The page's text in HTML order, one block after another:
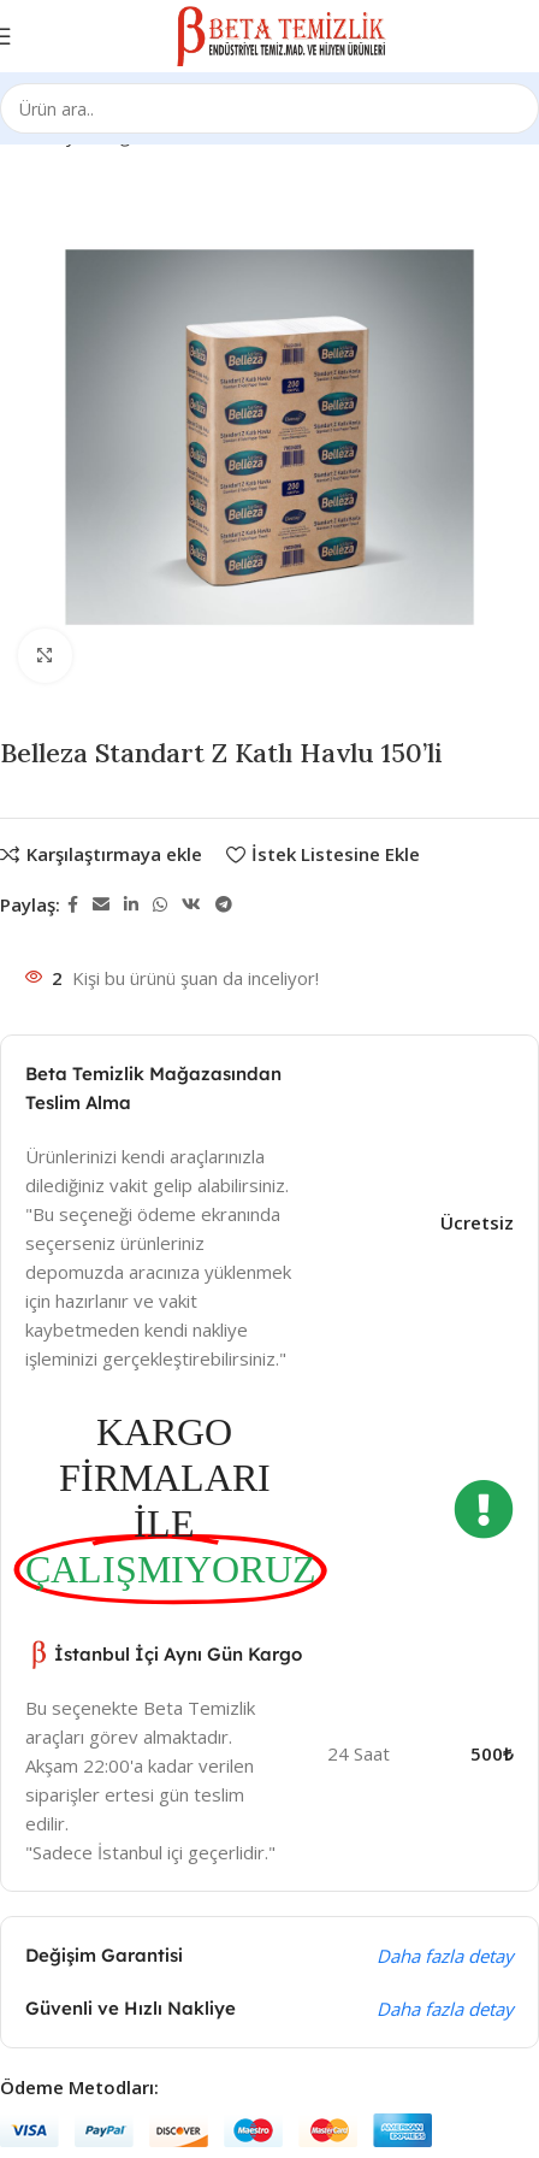
Ana Sayfa Kağıt Ürünleri Z Katlama
Belleza Standart Z Katlı Havlu 150’li
Karşılaştırmaya ekle İstek Listesine Ekle
Paylaş:
2 Kişi bu ürünü şuan da inceliyor!
Beta Temizlik Mağazasından
Teslim Alma
Ürünlerinizi kendi araçlarınızla
dilediğiniz vakit gelip alabilirsiniz.
"Bu seçeneği ödeme ekranında
seçerseniz ürünleriniz
depomuzda aracınıza yüklenmek
için hazırlanır ve vakit
kaybetmeden kendi nakliye
işleminizi gerçekleştirebilirsiniz."
Ücretsiz
KARGO
FİRMALARI
İLE
ÇALIŞMIYORUZ
İstanbul İçi Aynı Gün Kargo
Bu seçenekte Beta Temizlik
araçları görev almaktadır.
Akşam 22:00'a kadar verilen
siparişler ertesi gün teslim
edilir.
"Sadece İstanbul içi geçerlidir."
24 Saat 500₺
Değişim Garantisi Daha fazla detay
Güvenli ve Hızlı Nakliye Daha fazla detay
Ödeme Metodları: